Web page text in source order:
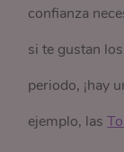
confianza
si te gustan
periodo, ¡hay
ejemplo, las